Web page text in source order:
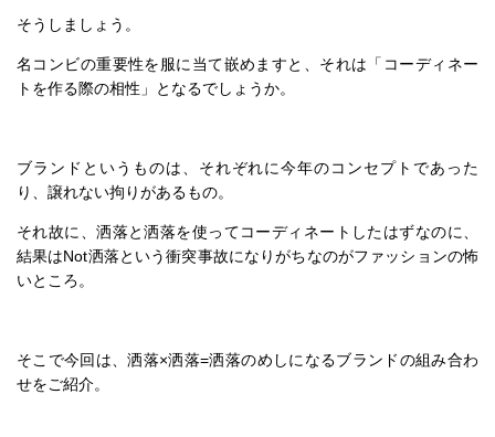
そうしましょう。
名コンビの重要性を服に当て嵌めますと、それは「コーディネー
トを作る際の相性」となるでしょうか。
ブランドというものは、それぞれに今年のコンセプトであった
り、譲れない拘りがあるもの。
それ故に、洒落と洒落を使ってコーディネートしたはずなのに、
結果はNot洒落という衝突事故になりがちなのがファッションの怖
いところ。
そこで今回は、洒落×洒落=洒落のめしになるブランドの組み合わ
せをご紹介。